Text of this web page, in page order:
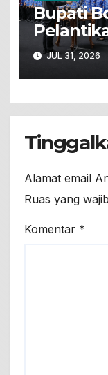
Bupati
Jabatan
JUL 31, 2026
Alamat email
Ruas yang
Komentar *